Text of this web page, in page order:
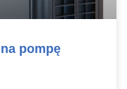
pompę